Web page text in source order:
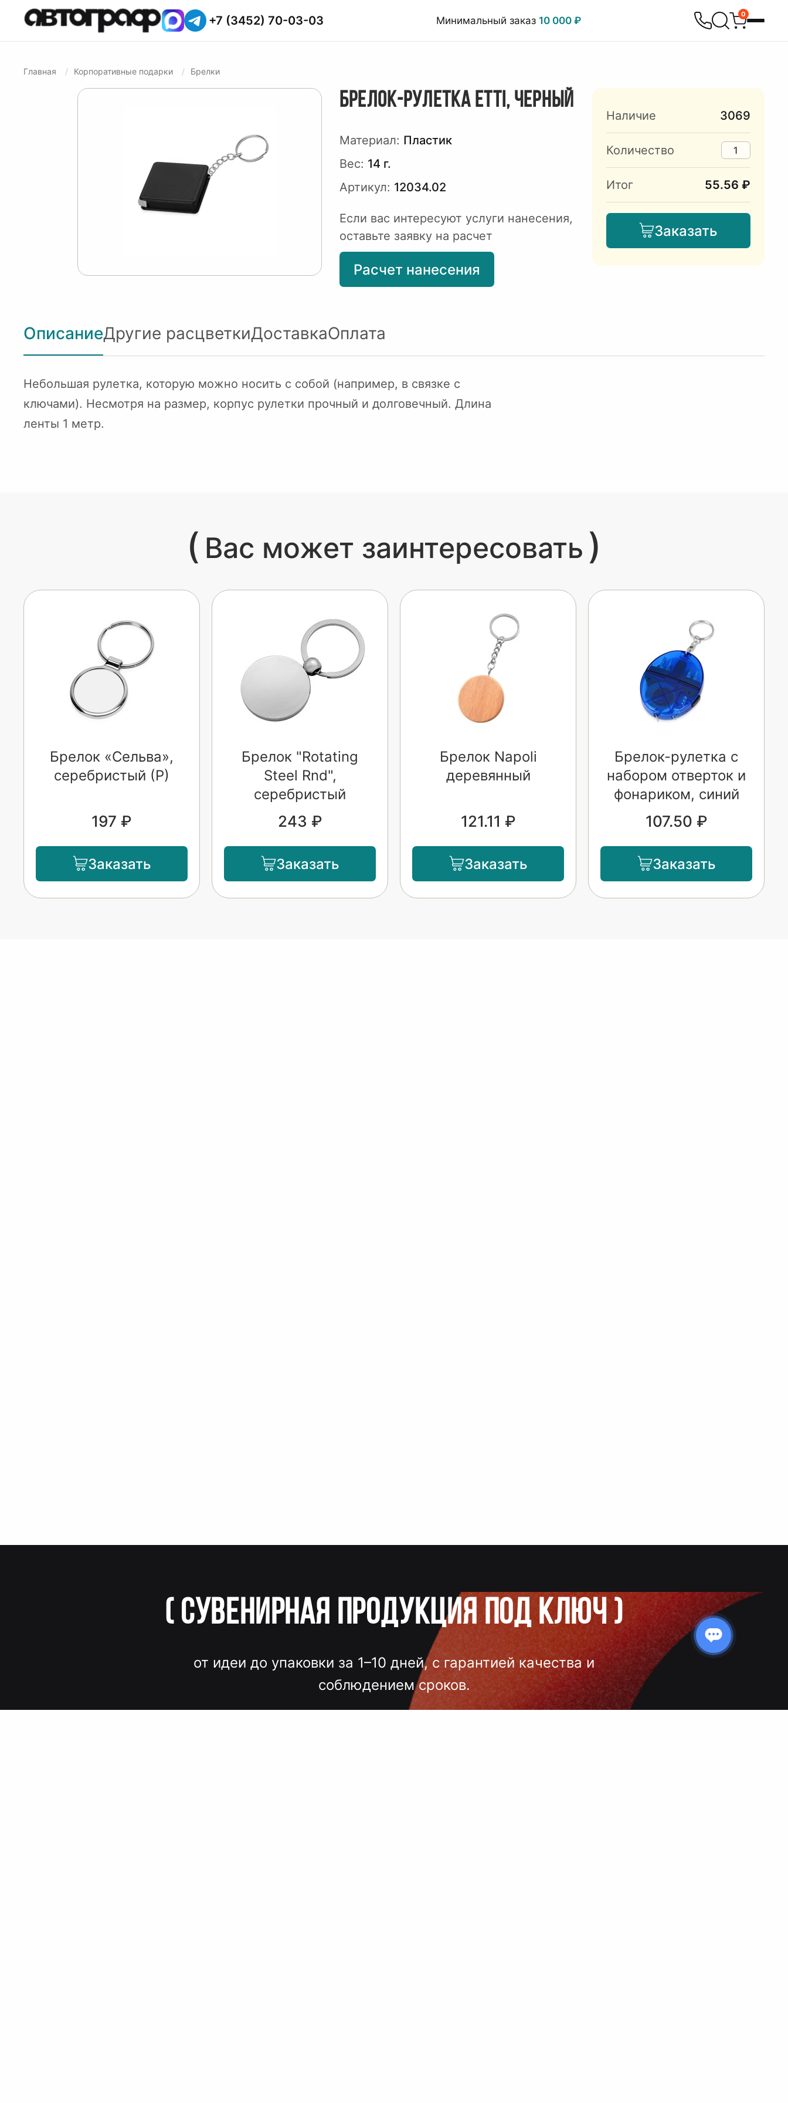
+7 (3452) 70-03-03 Минимальный заказ 10 000 ₽
0
Главная Корпоративные подарки Брелки
БРЕЛОК-РУЛЕТКА ETTI, ЧЕРНЫЙ
Материал: Пластик
Вес: 14 г.
Артикул: 12034.02
Если вас интересуют услуги нанесения,
оставьте заявку на расчет
Расчет нанесения
Наличие 3069
Количество
Итог 55.56 ₽
Заказать
ОписаниеДругие расцветкиДоставкаОплата
Небольшая рулетка, которую можно носить с собой (например, в связке с
ключами). Несмотря на размер, корпус рулетки прочный и долговечный. Длина
ленты 1 метр.
( Вас может заинтересовать )
Брелок «Сельва»,
серебристый (Р)
197 ₽
Заказать
Брелок "Rotating
Steel Rnd",
серебристый
243 ₽
Заказать
Брелок Napoli
деревянный
121.11 ₽
Заказать
Брелок-рулетка с
набором отверток и
фонариком, синий
107.50 ₽
Заказать
( Сувенирная продукция под ключ)
от идеи до упаковки за 1–10 дней, с гарантией качества и
соблюдением сроков.